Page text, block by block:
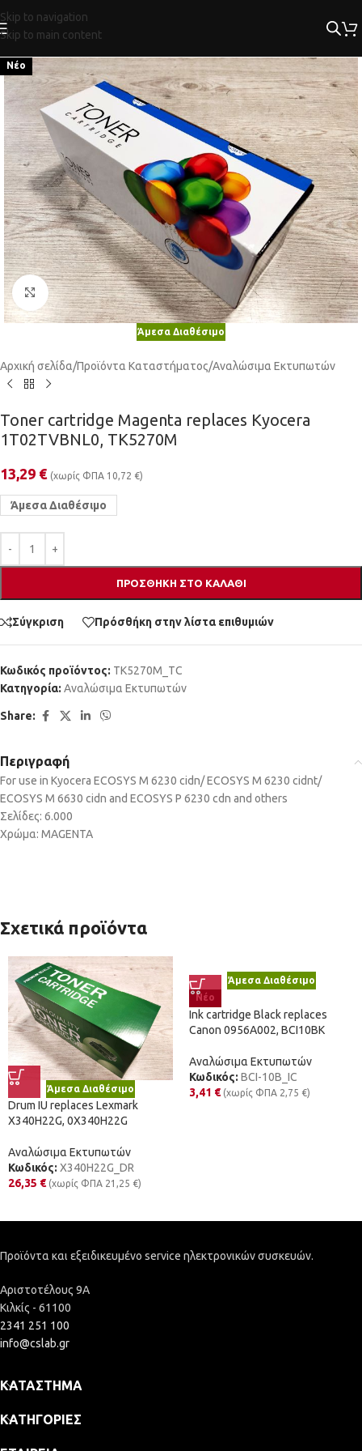
Skip to navigation
Skip to main content
Νέο
Κλικ για μεγέθυνση
Άμεσα Διαθέσιμο
Αρχική σελίδα/Προϊόντα Καταστήματος/Αναλώσιμα Εκτυπωτών
Toner cartridge Magenta replaces Kyocera
1T02TVBNL0, TK5270M
13,29 € (χωρίς ΦΠΑ 10,72 €)
Άμεσα Διαθέσιμο
ΠΡΟΣΘΉΚΗ ΣΤΟ ΚΑΛΆΘΙ
Σύγκριση Πρόσθήκη στην λίστα επιθυμιών
Κωδικός προϊόντος: TK5270M_TC
Κατηγορία: Αναλώσιμα Εκτυπωτών
Share:
Περιγραφή
For use in Kyocera ECOSYS M 6230 cidn/ ECOSYS M 6230 cidnt/
ECOSYS M 6630 cidn and ECOSYS P 6230 cdn and others
Σελίδες: 6.000
Χρώμα: MAGENTA
Σχετικά προϊόντα
Άμεσα Διαθέσιμο
Drum IU replaces Lexmark
X340H22G, 0X340H22G
Αναλώσιμα Εκτυπωτών
Κωδικός: X340H22G_DR
26,35 € (χωρίς ΦΠΑ 21,25 €)
Άμεσα Διαθέσιμο
Νέο
Ink cartridge Black replaces
Canon 0956A002, BCI10BK
Αναλώσιμα Εκτυπωτών
Κωδικός: BCI-10B_IC
3,41 € (χωρίς ΦΠΑ 2,75 €)
Προϊόντα και εξειδικευμένο service ηλεκτρονικών συσκευών.
Αριστοτέλους 9Α
Κιλκίς - 61100
2341 251 100
info@cslab.gr
ΚΑΤΆΣΤΗΜΑ
ΚΑΤΗΓΟΡΊΕΣ